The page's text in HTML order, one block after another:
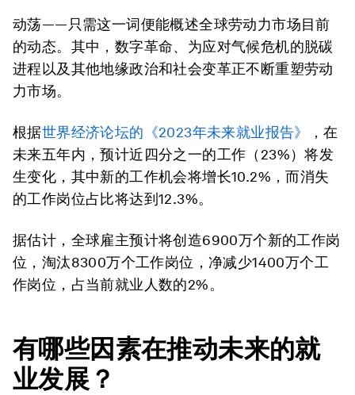
动荡——只需这一词便能概述全球劳动力市场目前
的动态。其中，数字革命、为应对气候危机的脱碳
进程以及其他地缘政治和社会变革正不断重塑劳动
力市场。
根据世界经济论坛的《2023年未来就业报告》
，在
未来五年内，预计近四分之一的工作（23%）将发
生变化，其中新的工作机会将增长10.2%，而消失
的工作岗位占比将达到12.3%。
据估计，全球雇主预计将创造6900万个新的工作岗
位，淘汰8300万个工作岗位，净减少1400万个工
作岗位，占当前就业人数的2%。
有哪些因素在推动未来的就
业发展？